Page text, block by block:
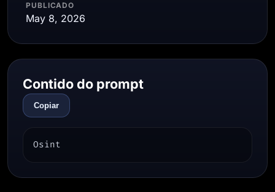
PUBLICADO
May 8, 2026
Contido do prompt
Copiar
Osint